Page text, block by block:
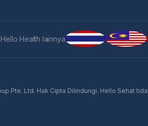
Health lainnya
Pte. Ltd. Hak Cipta Dilindungi. Hello Sehat